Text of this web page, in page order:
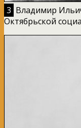
3 Владимир
Октябрьской